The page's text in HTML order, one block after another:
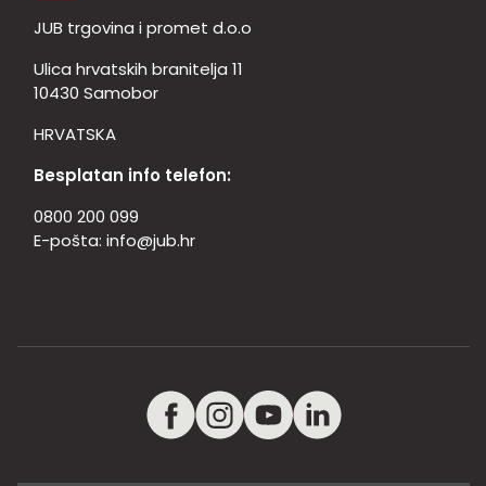
JUB trgovina i promet d.o.o
Ulica hrvatskih branitelja 11
10430 Samobor
HRVATSKA
Besplatan info telefon:
0800 200 099
E-pošta: info@jub.hr